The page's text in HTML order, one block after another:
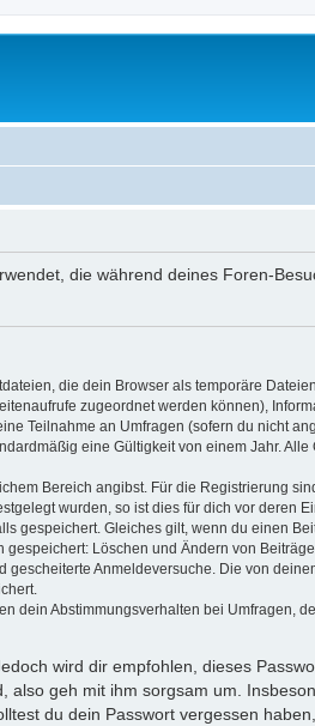
die während deines Foren-
die dein Browser als temporäre
zugeordnet werden können),
Teilnahme an Umfragen (sofern du nicht
eine Gültigkeit von einem Jahr.
Bereich angibst. Für die Registrierung
wurden, so ist dies für dich vor deren
gespeichert. Gleiches gilt, wenn du einen
Löschen und Ändern von
Anmeldeversuche. Die von
dein Abstimmungsverhalten bei Umfragen,
wird dir empfohlen, dieses
geh mit ihm sorgsam um.
du dein Passwort vergessen